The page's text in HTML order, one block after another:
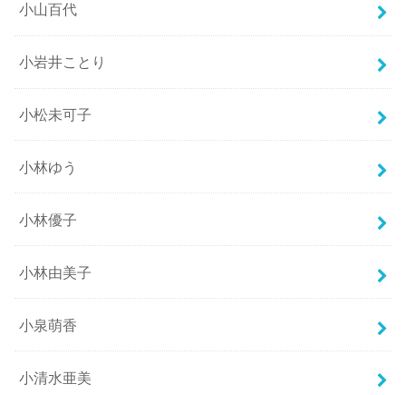
小山百代
小岩井ことり
小松未可子
小林ゆう
小林優子
小林由美子
小泉萌香
小清水亜美